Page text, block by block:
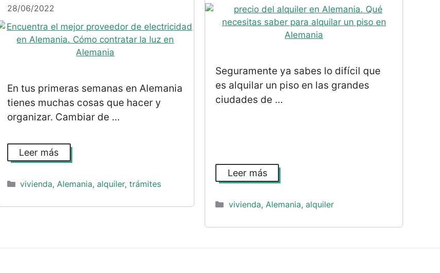
28/06/2022
En tus primeras semanas en Alemania
tienes muchas cosas que hacer y
organizar. Cambiar de …
Leer más
Categorías
vivienda,Alemania,alquiler,trámites
Seguramente ya sabes lo difícil que
es alquilar un piso en las grandes
ciudades de …
Leer más
Categorías
vivienda, Alemania, alquiler